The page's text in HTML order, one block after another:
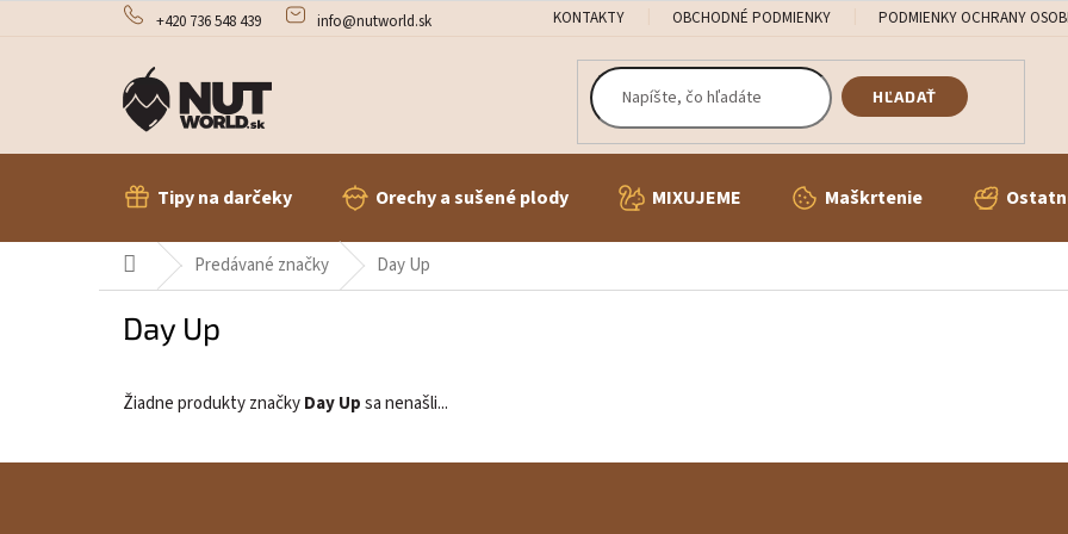
+420 736 548 439 info@nutworld.sk KONTAKTY OBCHODNÉ PODMIENKY PODMIENKY OCHRANY
HĽADAŤ
Tipy na darčeky Orechy a sušené plody MIXUJEME Maškrtenie
DomovPredávané značky Day Up
Day Up
Žiadne produkty značkyDay Upsa nenašli...